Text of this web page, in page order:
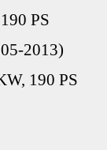
PS
2013)
190 PS